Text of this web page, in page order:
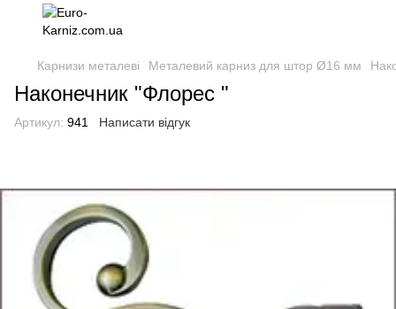
Карнизи металеві Металевий карниз для штор Ø16 мм
Наконечник "Флорес "
Артикул: 941 Написати відгук